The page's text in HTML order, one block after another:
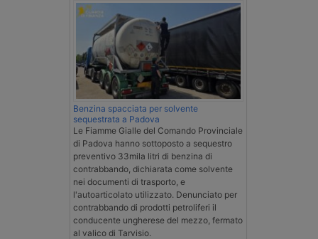
Benzina spacciata per solvente
sequestrata a Padova
Le Fiamme Gialle del Comando Provinciale
di Padova hanno sottoposto a sequestro
preventivo 33mila litri di benzina di
contrabbando, dichiarata come solvente
nei documenti di trasporto, e
l'autoarticolato utilizzato. Denunciato per
contrabbando di prodotti petroliferi il
conducente ungherese del mezzo, fermato
al valico di Tarvisio.